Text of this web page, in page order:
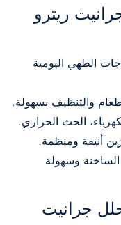
ريترو
احتياجات الطهي اليومية
والتنظيف بسهولة.
الحث الحراري.
أنيقة ومنظمة.
الساخنة وسهولة
جرانيت